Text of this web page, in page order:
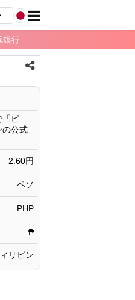
銀行
「ピ
の公式
2.60円
ペソ
PHP
₱
リピン